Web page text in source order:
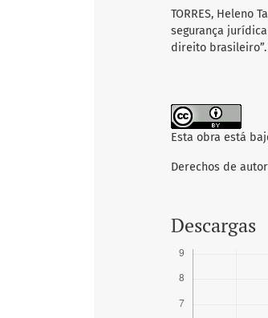
TORRES, Heleno
segurança
direito brasileiro”.
Esta obra está
Derechos de
Descargas